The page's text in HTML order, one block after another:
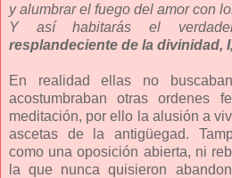
y alumbrar el fuego del amor con
Y así habitarás el
resplandeciente de la divinidad,
En realidad ellas no
acostumbraban otras ordenes
meditación, por ello la alusión a
ascetas de la antigüegad.
como una oposición abierta, ni
la que nunca quisieron